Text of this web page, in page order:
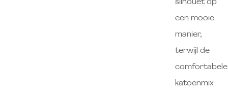
silhouet op
een mooie
manier,
terwijl de
comfortabele
katoenmix